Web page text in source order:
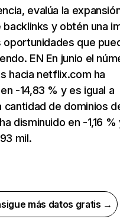
evalúa la
y obtén una
oportunidades que
EN En junio el
hacia netflix.com ha
-14,83 % y es igual a
cantidad de dominios
disminuido en -1,16 %
mil.
más datos gratis →